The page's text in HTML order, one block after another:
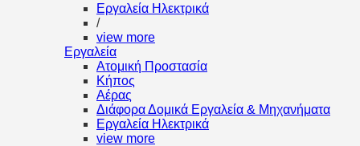
Εργαλεία Ηλεκτρικά
/
view more
Εργαλεία
Aτομική Προστασία
Kήπος
Αέρας
Διάφορα Δομικά Εργαλεία & Μηχανήματα
Εργαλεία Ηλεκτρικά
view more